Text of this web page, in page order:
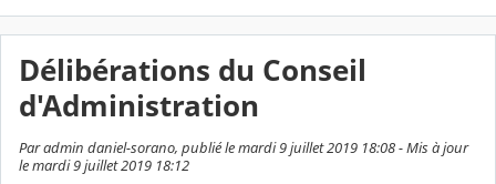
Délibérations du Conseil
d'Administration
Par admin daniel-sorano, publié le mardi 9 juillet 2019 18:08 - Mis à jour
le mardi 9 juillet 2019 18:12